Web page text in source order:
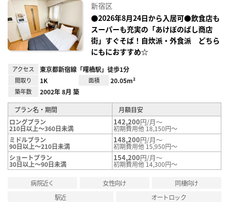
録
新宿区
●2026年8月24日から入居可●飲食店も
スーパーも充実の「あけぼのばし商店
街」すぐそば！自炊派・外食派 どちら
にもにおすすめ☆
アクセス 東京都新宿線「曙橋駅」徒歩1分
間取り 1K 面積 20.05m²
築年数 2002年 8月 築
プラン名・期間
月額目安
ロングプラン
210日以上～360日未満
142,200円/月～
初期費用他 18,150円～
ミドルプラン
90日以上～210日未満
148,200円/月～
初期費用他 15,950円～
ショートプラン
30日以上～90日未満
154,200円/月～
初期費用他 14,300円～
病院近く 女性向け
同棲向け
駅近
オートロック